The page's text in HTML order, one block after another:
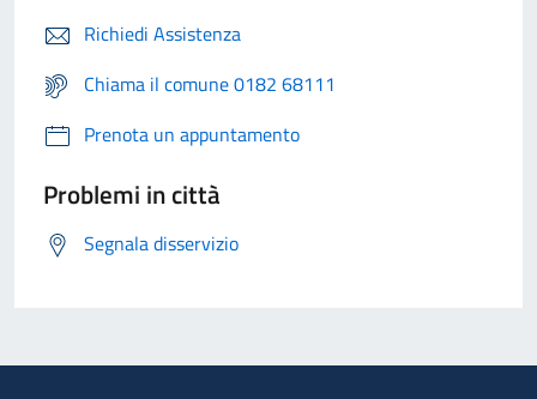
Richiedi Assistenza
Chiama il comune 0182 68111
Prenota un appuntamento
Problemi in città
Segnala disservizio